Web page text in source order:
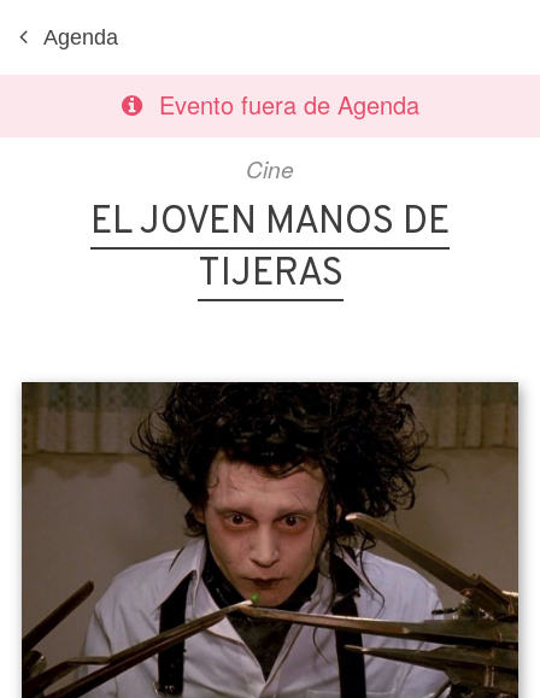
Agenda
Evento fuera de Agenda
Cine
EL JOVEN MANOS DE
TIJERAS